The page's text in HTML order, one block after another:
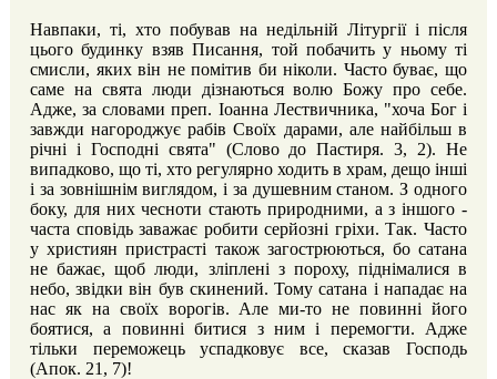
Навпаки, ті, хто побував на недільній Літургії і після
цього будинку взяв Писання, той побачить у ньому ті
смисли, яких він не помітив би ніколи. Часто буває, що
саме на свята люди дізнаються волю Божу про себе.
Адже, за словами преп. Іоанна Лествичника, "хоча Бог і
завжди нагороджує рабів Своїх дарами, але найбільш в
річні і Господні свята" (Слово до Пастиря. 3, 2). Не
випадково, що ті, хто регулярно ходить в храм, дещо інші
і за зовнішнім виглядом, і за душевним станом. З одного
боку, для них чесноти стають природними, а з іншого -
часта сповідь заважає робити серйозні гріхи. Так. Часто
у християн пристрасті також загострюються, бо сатана
не бажає, щоб люди, зліплені з пороху, піднімалися в
небо, звідки він був скинений. Тому сатана і нападає на
нас як на своїх ворогів. Але ми-то не повинні його
боятися, а повинні битися з ним і перемогти. Адже
тільки переможець успадковує все, сказав Господь
(Апок. 21, 7)!